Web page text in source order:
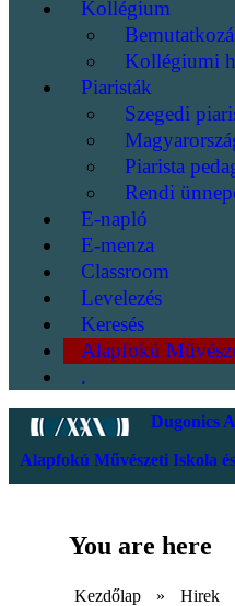
Kollégium
Kollégiumi
Piaristák
Szegedi
Piarista
Rendi
E-napló
E-menza
Classroom
Levelezés
Keresés
Alapfokú
.
Dugonics
Alapfokú Művészeti Iskola
You are here
Kezdőlap » Hirek